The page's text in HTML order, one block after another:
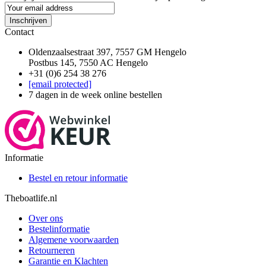
Inschrijven
Contact
Oldenzaalsestraat 397, 7557 GM Hengelo
Postbus 145, 7550 AC Hengelo
+31 (0)6 254 38 276
[email protected]
7 dagen in de week online bestellen
Informatie
Bestel en retour informatie
Theboatlife.nl
Over ons
Bestelinformatie
Algemene voorwaarden
Retourneren
Garantie en Klachten